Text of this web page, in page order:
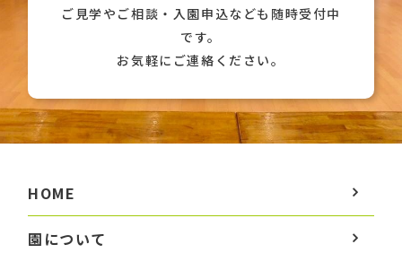
ご見学やご相談・入園申込なども随時受付中
です。
お気軽にご連絡ください。
HOME
園について